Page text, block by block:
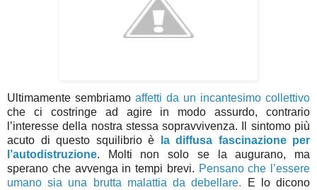
Ultimamente sembriamo affetti da un incantesimo collettivo
che ci costringe ad agire in modo assurdo, contrario
l’interesse della nostra stessa sopravvivenza. Il sintomo più
acuto di questo squilibrio è
la diffusa fascinazione per
l’autodistruzione. Molti non solo se la augurano, ma
sperano che avvenga in tempi brevi. Pensano che l’essere
umano sia una brutta malattia da debellare. E lo dicono